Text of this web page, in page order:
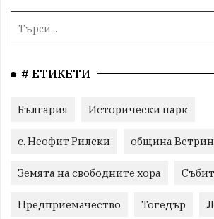
# ЕТИКЕТИ
България Исторически парк
с. Неофит Рилски община
Земята на свободните хора
Предприемачество Тогедър